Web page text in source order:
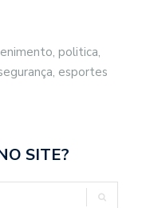
politica,
esportes
SITE?